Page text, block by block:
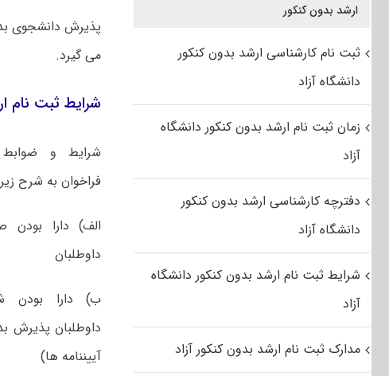
پذیرش دانشجوی
می گیرد.
شرایط ثبت نام
شرایط و
فراخوان به شرح
الف) دارا بودن
داوطلبان
ب) دارا بودن
داوطلبان پذیرش
آیین­نامه­ ها­)
ارشد بدون کنکور
ثبت نام کارشناسی ارشد بدون کنکور
دانشگاه آزاد
زمان ثبت نام ارشد بدون کنکور دانشگاه
آزاد
دفترچه کارشناسی ارشد بدون کنکور
دانشگاه آزاد
شرایط ثبت نام ارشد بدون کنکور دانشگاه
آزاد
مدارک ثبت نام ارشد بدون کنکور آزاد